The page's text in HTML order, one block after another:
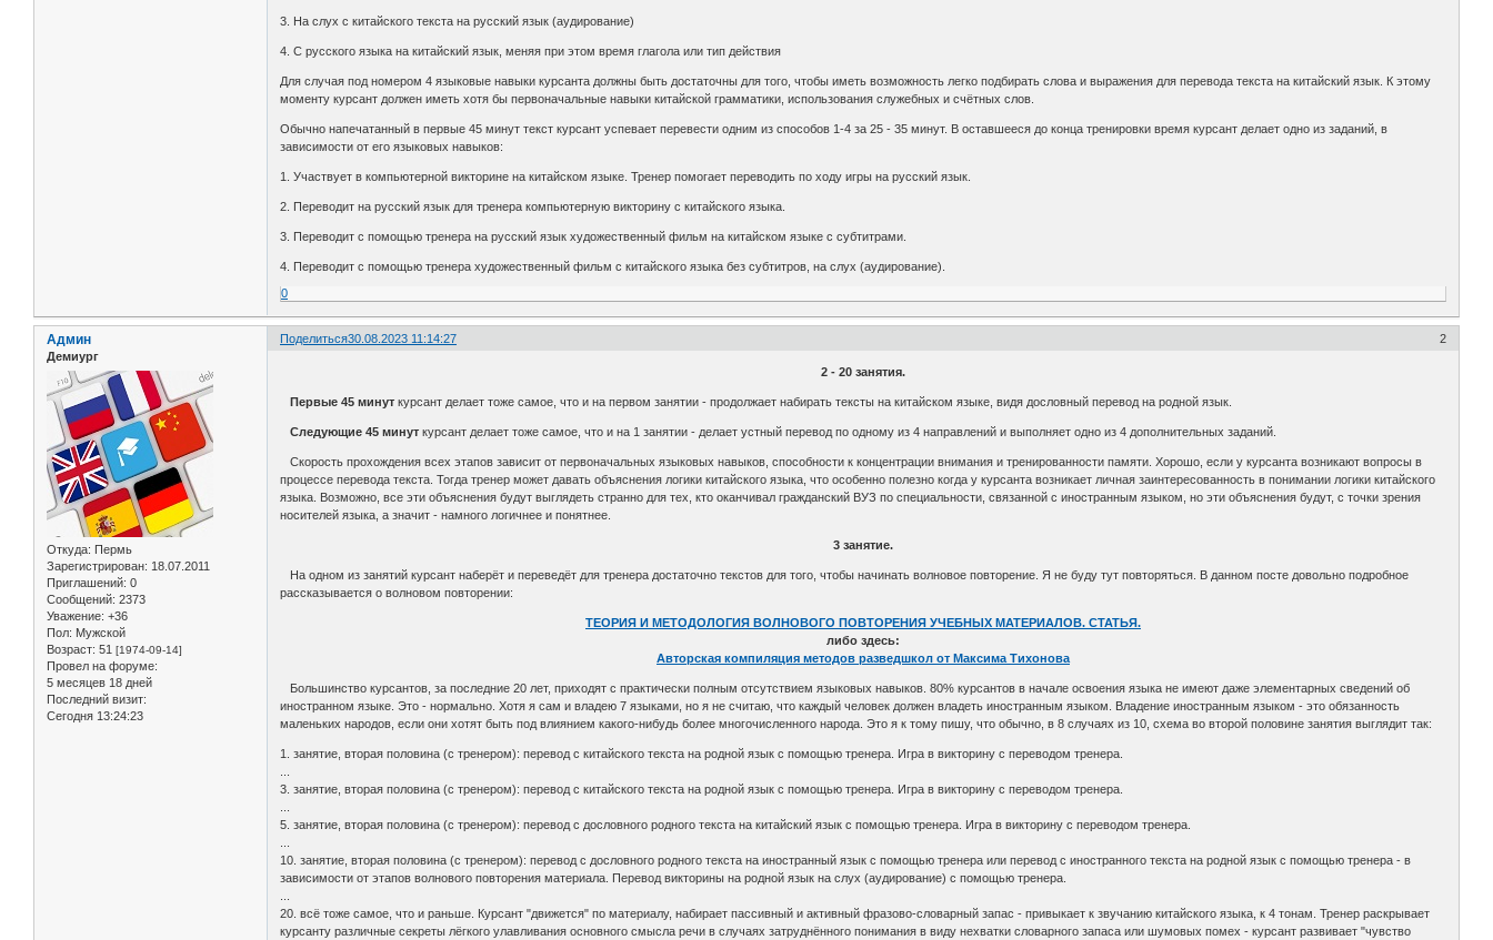
3. На слух с китайского текста на русский язык (аудирование)
4. С русского языка на китайский язык, меняя при этом время глагола или тип действия
Для случая под номером 4 языковые навыки курсанта должны быть достаточны для того, чтобы иметь возможность легко подбирать слова и выражения для перевода текста на китайский язык. К этому
моменту курсант должен иметь хотя бы первоначальные навыки китайской грамматики, использования служебных и счётных слов.
Обычно напечатанный в первые 45 минут текст курсант успевает перевести одним из способов 1-4 за 25 - 35 минут. В оставшееся до конца тренировки время курсант делает одно из заданий, в
зависимости от его языковых навыков:
1. Участвует в компьютерной викторине на китайском языке. Тренер помогает переводить по ходу игры на русский язык.
2. Переводит на русский язык для тренера компьютерную викторину с китайского языка.
3. Переводит с помощью тренера на русский язык художественный фильм на китайском языке с субтитрами.
4. Переводит с помощью тренера художественный фильм с китайского языка без субтитров, на слух (аудирование).
0
Поделиться 2
30.08.2023 11:14:27
Админ
Демиург
Откуда: Пермь
Зарегистрирован: 18.07.2011
Приглашений: 0
Сообщений: 2373
Уважение: +36
Пол: Мужской
Возраст: 51 [1974-09-14]
Провел на форуме:
5 месяцев 18 дней
Последний визит:
Сегодня 13:24:23
2 - 20 занятия.
Первые 45 минут курсант делает тоже самое, что и на первом занятии - продолжает набирать тексты на китайском языке, видя дословный перевод на родной язык.
Следующие 45 минуткурсант делает тоже самое, что и на 1 занятии - делает устный перевод по одному из 4 направлений и выполняет одно из 4 дополнительных заданий.
Скорость прохождения всех этапов зависит от первоначальных языковых навыков, способности к концентрации внимания и тренированности памяти. Хорошо, если у курсанта возникают вопросы в
процессе перевода текста. Тогда тренер может давать объяснения логики китайского языка, что особенно полезно когда у курсанта возникает личная заинтересованность в понимании логики китайского
языка. Возможно, все эти объяснения будут выглядеть странно для тех, кто оканчивал гражданский ВУЗ по специальности, связанной с иностранным языком, но эти объяснения будут, с точки зрения
носителей языка, а значит - намного логичнее и понятнее.
3 занятие.
На одном из занятий курсант наберёт и переведёт для тренера достаточно текстов для того, чтобы начинать волновое повторение. Я не буду тут повторяться. В данном посте довольно подробное
рассказывается о волновом повторении:
ТЕОРИЯ И МЕТОДОЛОГИЯ ВОЛНОВОГО ПОВТОРЕНИЯ УЧЕБНЫХ МАТЕРИАЛОВ. СТАТЬЯ.
либо здесь:
Авторская компиляция методов разведшкол от Максима Тихонова
Большинство курсантов, за последние 20 лет, приходят с практически полным отсутствием языковых навыков. 80% курсантов в начале освоения языка не имеют даже элементарных сведений об
иностранном языке. Это - нормально. Хотя я сам и владею 7 языками, но я не считаю, что каждый человек должен владеть иностранным языком. Владение иностранным языком - это обязанность
маленьких народов, если они хотят быть под влиянием какого-нибудь более многочисленного народа. Это я к тому пишу, что обычно, в 8 случаях из 10, схема во второй половине занятия выглядит так:
1. занятие, вторая половина (с тренером): перевод с китайского текста на родной язык с помощью тренера. Игра в викторину с переводом тренера.
3. занятие, вторая половина (с тренером): перевод с китайского текста на родной язык с помощью тренера. Игра в викторину с переводом тренера.
5. занятие, вторая половина (с тренером): перевод с дословного родного текста на китайский язык с помощью тренера. Игра в викторину с переводом тренера.
10. занятие, вторая половина (с тренером): перевод с дословного родного текста на иностранный язык с помощью тренера или перевод с иностранного текста на родной язык с помощью тренера - в
зависимости от этапов волнового повторения материала. Перевод викторины на родной язык на слух (аудирование) с помощью тренера.
20. всё тоже самое, что и раньше. Курсант "движется" по материалу, набирает пассивный и активный фразово-словарный запас - привыкает к звучанию китайского языка, к 4 тонам. Тренер раскрывает
курсанту различные секреты лёгкого улавливания основного смысла речи в случаях затруднённого понимания в виду нехватки словарного запаса или шумовых помех - курсант развивает "чувство